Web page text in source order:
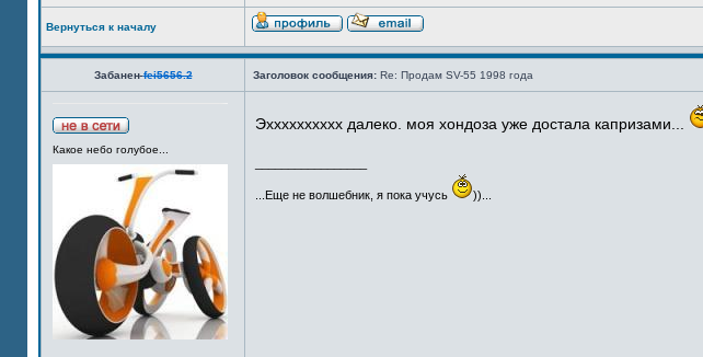
Вернуться к началу
Забанен fei5656.2 Заголовок сообщения: Re: Продам SV-55 1998 года
Какое небо голубое...
Эхххххххххх далеко. моя хондоза уже достала капризами...
...Еще не волшебник, я пока учусь ))...